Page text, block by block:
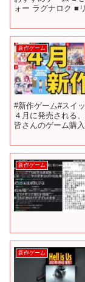
ォー ラグナロク ■
新作ゲーム
#新作ゲーム#スイ
４月に発売される
皆さんのゲーム購
新作ゲーム
新作ゲーム